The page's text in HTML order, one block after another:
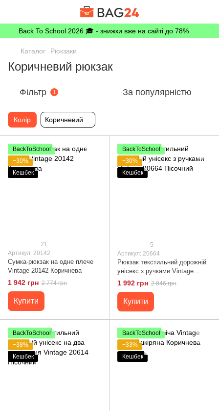
Back To School 2026 🎓 - знижки вже на сайті до 78%
Каталог Рюкзаки
Коричневий рюкзак
Фільтр 1 За популярністю
Колір Коричневий
BackToSchool
−30%
Кешбек
21
Артикул: 20142
Сумка-рюкзак на одне плече
Vintage 20142 Коричнева
1 942 грн 2 774 грн
Купити
BackToSchool
−30%
Кешбек
5
Артикул: 20664
Рюкзак текстильний дорожній
унісекс з ручками Vintage
20664 Пісочний
1 992 грн 2 846 грн
Купити
BackToSchool
−38%
Кешбек
BackToSchool
−33%
Кешбек